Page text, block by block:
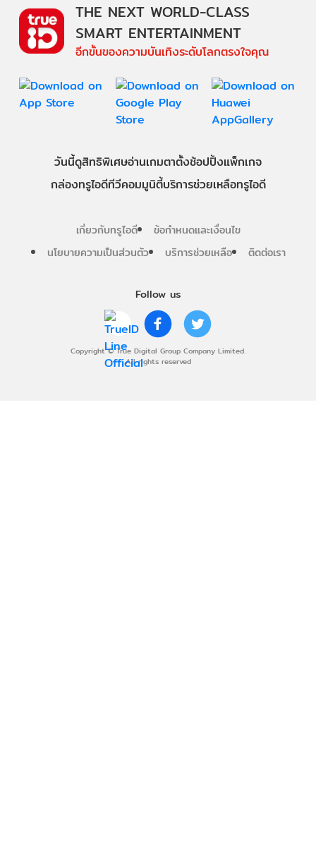
Follow us
Copyright © True Digital Group Company Limited.
All rights reserved
THE NEXT WORLD-CLASS
SMART ENTERTAINMENT
อีกขั้นของความบันเทิงระดับโลกตรงใจคุณ
วันนี้ดูสิทธิพิเศษอ่านเกมตาตั้งช้อปปิ้งแพ็กเกจ
กล่องทรูไอดีทีวีคอมมูนิตี้บริการช่วยเหลือทรูไอดี
เกี่ยวกับทรูไอดี
ข้อกำหนดและเงื่อนไข
นโยบายความเป็นส่วนตัว
บริการช่วยเหลือ ติดต่อเรา